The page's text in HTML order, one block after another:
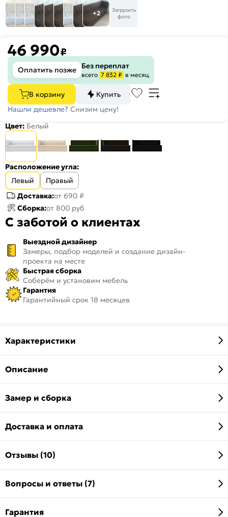
+2
Загрузить
фото
46 990₽
Оплатить позже Без переплат
всего 7 832 ₽ в месяц
В корзину
Купить
Нашли дешевле? Снизим цену!
Цвет: Белый
Расположение угла:
Левый
Правый
Доставка:от 690 ₽
Сборка:от 800 руб
С заботой о клиентах
Выездной дизайнер
Замеры, подбор моделей и создание дизайн-
проекта на месте
Быстрая сборка
Соберём и установим мебель
Гарантия
Гарантийный срок 18 месяцев
Характеристики
Описание
Замер и сборка
Доставка и оплата
Отзывы (10)
Вопросы и ответы (7)
Гарантия